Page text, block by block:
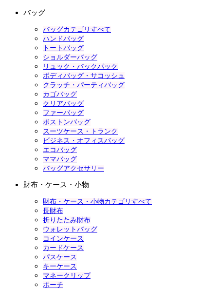
バッグ
バッグカテゴリすべて
ハンドバッグ
トートバッグ
ショルダーバッグ
リュック・バックパック
ボディバッグ・サコッシュ
クラッチ・パーティバッグ
カゴバッグ
クリアバッグ
ファーバッグ
ボストンバッグ
スーツケース・トランク
ビジネス・オフィスバッグ
エコバッグ
ママバッグ
バッグアクセサリー
財布・ケース・小物
財布・ケース・小物カテゴリすべて
長財布
折りたたみ財布
ウォレットバッグ
コインケース
カードケース
パスケース
キーケース
マネークリップ
ポーチ